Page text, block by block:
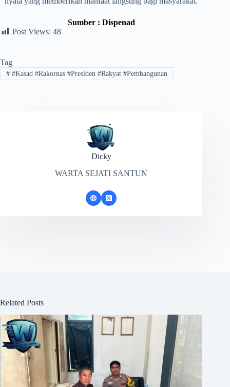
Sumber : Dispenad
Post Views: 48
Tag
##Kasad #Rakornas #Presiden #Rakyat #Pembangunan
Dicky
WARTA SEJATI SANTUN
Related Posts